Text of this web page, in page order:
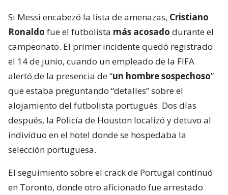
Si Messi encabezó la lista de amenazas, Cristiano
Ronaldo fue el futbolista más acosado durante el
campeonato. El primer incidente quedó registrado
el 14 de junio, cuando un empleado de la FIFA
alertó de la presencia de “un hombre sospechoso”
que estaba preguntando “detalles” sobre el
alojamiento del futbolista portugués. Dos días
después, la Policía de Houston localizó y detuvo al
individuo en el hotel donde se hospedaba la
selección portuguesa.
El seguimiento sobre el crack de Portugal continuó
en Toronto, donde otro aficionado fue arrestado